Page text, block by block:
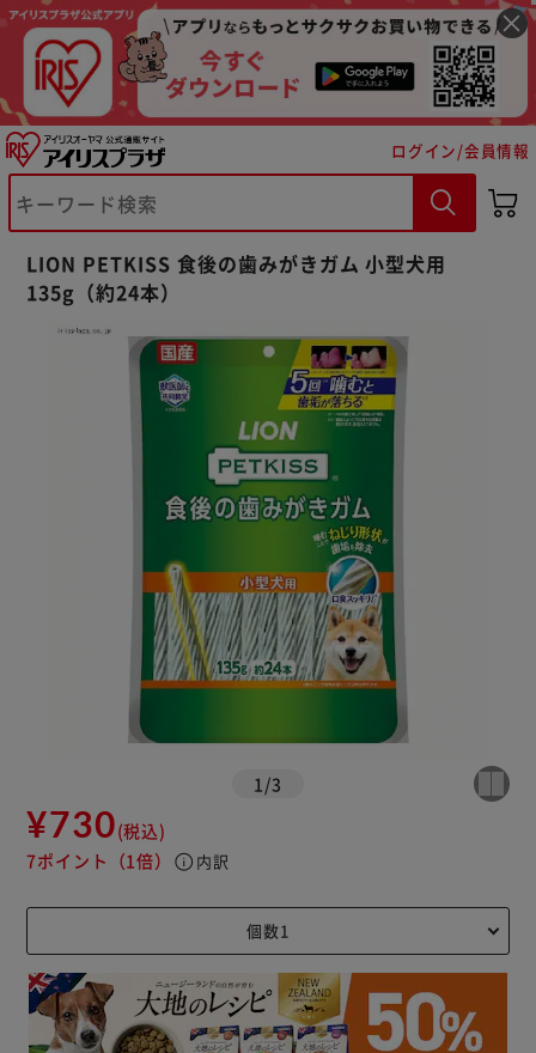
ログイン/会員情報
LION PETKISS 食後の歯みがきガム 小型犬用
135g（約24本）
1 /3
¥730(税込)
7ポイント （1倍） info 内訳
※ご確認ください
カートに入れる